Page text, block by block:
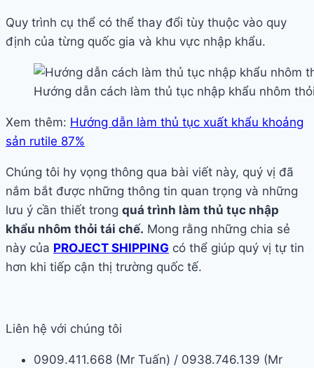
Quy trình cụ thể có thể thay đổi tùy thuộc vào quy
định của từng quốc gia và khu vực nhập khẩu.
Hướng dẫn cách làm thủ tục nhập khẩu nhôm
Xem thêm: Hướng dẫn làm thủ tục xuất khẩu khoảng
sản rutile 87%
Chúng tôi hy vọng thông qua bài viết này, quý vị đã
nắm bắt được những thông tin quan trọng và những
lưu ý cần thiết trong quá trình làm thủ tục nhập
khẩu nhôm thỏi tái chế. Mong rằng những chia sẻ
này của PROJECT SHIPPING có thể giúp quý vị tự tin
hơn khi tiếp cận thị trường quốc tế.
Liên hệ với chúng tôi
0909.411.668 (Mr Tuấn) / 0938.746.139 (Mr